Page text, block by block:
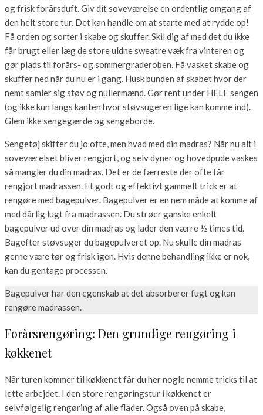
og frisk forårsduft. Giv dit soveværelse en ordentlig omgang af
den helt store tur. Det kan handle om at starte med at rydde op!
Få orden og sorter i skabe og skuffer. Skil dig af med det du ikke
får brugt eller læg de store uldne sweatre væk fra vinteren og
gør plads til forårs- og sommergraderoben. Få vasket skabe og
skuffer ned når du nu er i gang. Husk bunden af skabet hvor der
nemt samler sig støv og nullermænd. Gør rent under HELE sengen
(og ikke kun langs kanten hvor støvsugeren lige kan komme ind).
Glem ikke sengegærde og sengeborde.
Sengetøj skifter du jo ofte, men hvad med din madras? Når nu alt i
soveværelset bliver rengjort, og selv dyner og hovedpude vaskes
så mangler du din madras. Det er de færreste der ofte får
rengjort madrassen. Et godt og effektivt gammelt trick er at
rengøre med bagepulver. Bagepulver er en nem måde at komme af
med dårlig lugt fra madrassen. Du strøer ganske enkelt
bagepulver ud over din madras og lader den værre ½ times tid.
Bagefter støvsuger du bagepulveret op. Nu skulle din madras
gerne være tør og frisk igen. Hvis denne behandling ikke er nok,
kan du gentage processen.
Bagepulver har den egenskab at det absorberer fugt og kan
rengøre madrassen.
Forårsrengøring: Den grundige rengøring i
køkkenet
Når turen kommer til køkkenet får du her nogle nemme tricks til at
lette arbejdet. I den store rengøringstur i køkkenet er
selvfølgelig rengøring af alle flader. Også oven på skabe,